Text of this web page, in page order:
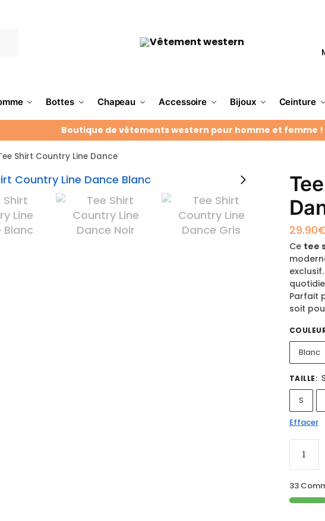
Bottes Chapeau Accessoire Bijoux Ceinture
Boutique de vêtements western pour homme et femme !
Shirt Country Line Dance
29.90
Ce tee
Parfait
soit
Blanc
TAILLE:
S
Effacer
33